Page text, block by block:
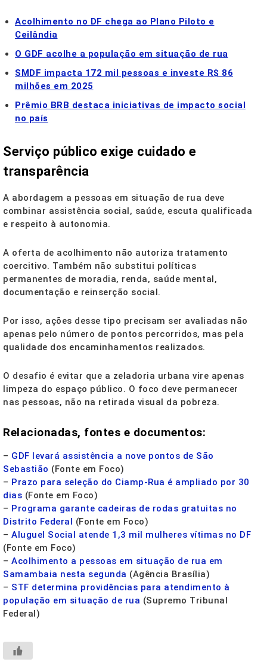
Acolhimento no DF chega ao Plano Piloto e
Ceilândia
O GDF acolhe a população em situação de rua
SMDF impacta 172 mil pessoas e investe R$ 86
milhões em 2025
Prêmio BRB destaca iniciativas de impacto social
no país
Serviço público exige cuidado e
transparência
A abordagem a pessoas em situação de rua deve
combinar assistência social, saúde, escuta qualificada
e respeito à autonomia.
A oferta de acolhimento não autoriza tratamento
coercitivo. Também não substitui políticas
permanentes de moradia, renda, saúde mental,
documentação e reinserção social.
Por isso, ações desse tipo precisam ser avaliadas não
apenas pelo número de pontos percorridos, mas pela
qualidade dos encaminhamentos realizados.
O desafio é evitar que a zeladoria urbana vire apenas
limpeza do espaço público. O foco deve permanecer
nas pessoas, não na retirada visual da pobreza.
Relacionadas, fontes e documentos:
– GDF levará assistência a nove pontos de São
Sebastião (Fonte em Foco)
– Prazo para seleção do Ciamp-Rua é ampliado por 30
dias (Fonte em Foco)
– Programa garante cadeiras de rodas gratuitas no
Distrito Federal (Fonte em Foco)
– Aluguel Social atende 1,3 mil mulheres vítimas no DF
(Fonte em Foco)
– Acolhimento a pessoas em situação de rua em
Samambaia nesta segunda (Agência Brasília)
– STF determina providências para atendimento à
população em situação de rua (Supremo Tribunal
Federal)